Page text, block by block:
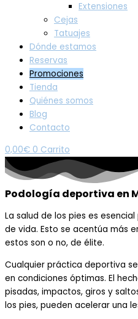
Extensiones
Cejas
Tatuajes
Dónde estamos
Reservas
Promociones
Tienda
Quiénes somos
Blog
Contacto
0,00€ 0 Carrito
Podología deportiva en
La salud de los pies es esencial
de vida. Esto se acentúa más
estos son o no, de élite.
Cualquier práctica deportiva
en condiciones óptimas. El
pisadas, impactos, giros y
los pies, pueden acelerar una